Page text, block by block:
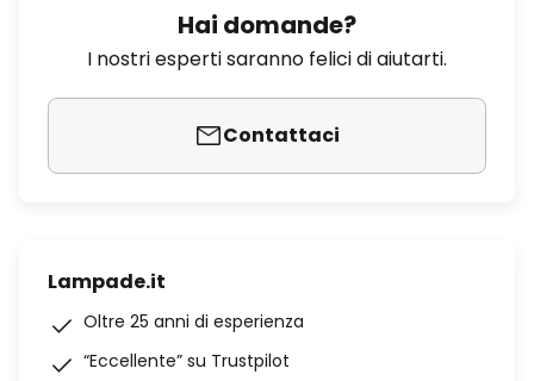
Hai domande?
I nostri esperti saranno felici di aiutarti.
Contattaci
Lampade.it
Oltre 25 anni di esperienza
“Eccellente” su Trustpilot